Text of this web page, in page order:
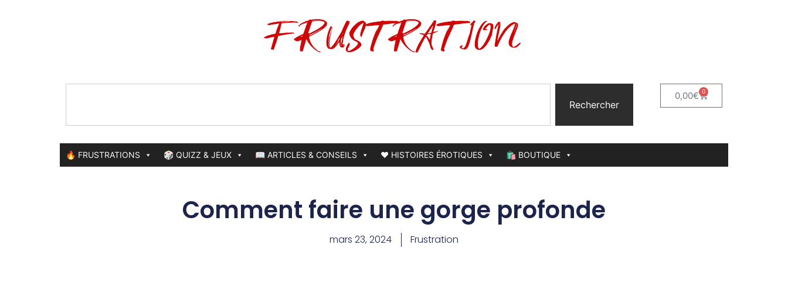
Rechercher
0,00€ 0
🔥 FRUSTRATIONS 🎲 QUIZZ & JEUX 📖 ARTICLES & CONSEILS ❤️ HISTOIRES ÉROTIQUES 🛍️ BOUTIQUE
Comment faire une gorge profonde
mars 23, 2024 Frustration